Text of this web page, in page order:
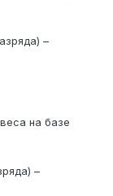
–
на базе
–